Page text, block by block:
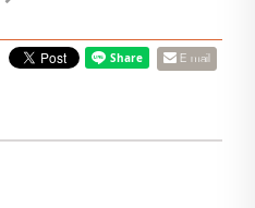
E-mail